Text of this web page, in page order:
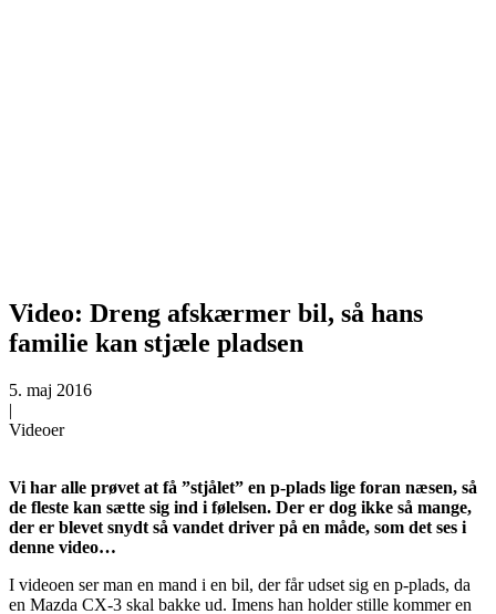
Video: Dreng afskærmer bil, så hans
familie kan stjæle pladsen
5. maj 2016
|
Videoer
Vi har alle prøvet at få ”stjålet” en p-plads lige foran næsen, så
de fleste kan sætte sig ind i følelsen. Der er dog ikke så mange,
der er blevet snydt så vandet driver på en måde, som det ses i
denne video…
I videoen ser man en mand i en bil, der får udset sig en p-plads, da
en Mazda CX-3 skal bakke ud. Imens han holder stille kommer en